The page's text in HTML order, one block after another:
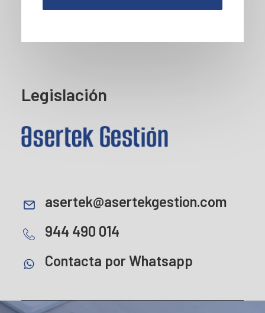
Legislación
asertek@asertekgestion.com
944 490 014
Contacta por Whatsapp